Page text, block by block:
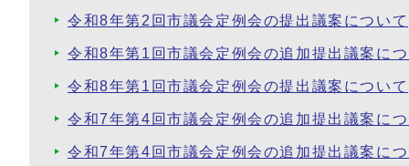
令和8年第2回市議会定例会の提出議案について
令和8年第1回市議会定例会の追加提出議案につ
令和8年第1回市議会定例会の提出議案について
令和7年第4回市議会定例会の追加提出議案につ
令和7年第4回市議会定例会の追加提出議案につ